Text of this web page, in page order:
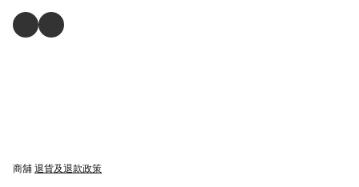
商舖 退貨及退款政策